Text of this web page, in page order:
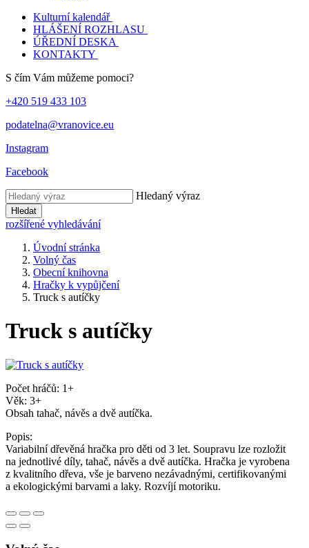
Kulturní kalendář
HLÁŠENÍ ROZHLASU
ÚŘEDNÍ DESKA
KONTAKTY
S čím Vám můžeme pomoci?
+420 519 433 103
podatelna@vranovice.eu
Instagram
Facebook
Hledaný výraz
Hledat
rozšířené vyhledávání
Úvodní stránka
Volný čas
Obecní knihovna
Hračky k vypůjčení
Truck s autíčky
Truck s autíčky
Počet hráčů: 1+
Věk: 3+
Obsah tahač, návěs a dvě autíčka.
Popis:
Variabilní dřevěná hračka pro děti od 3 let. Soupravu lze rozložit
na jednotlivé díly, tahač, návěs a dvě autíčka. Hračka je vyrobena
z kvalitního dřeva, vše je barveno nezávadnými, certifikovanými
a ekologickými barvami a laky. Rozvíjí motoriku.